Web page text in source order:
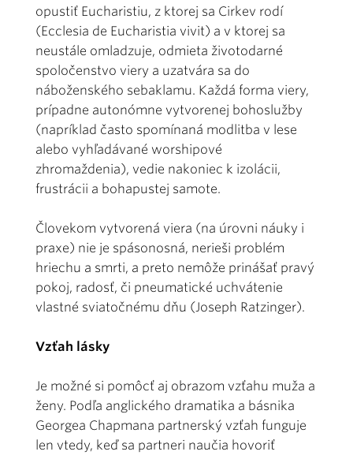
opustiť Eucharistiu, z ktorej sa Cirkev rodí
(Ecclesia de Eucharistia vivit) a v ktorej sa
neustále omladzuje, odmieta životodarné
spoločenstvo viery a uzatvára sa do
náboženského sebaklamu. Každá forma viery,
prípadne autonómne vytvorenej bohoslužby
(napríklad často spomínaná modlitba v lese
alebo vyhľadávané worshipové
zhromaždenia), vedie nakoniec k izolácii,
frustrácii a bohapustej samote.
Človekom vytvorená viera (na úrovni náuky i
praxe) nie je spásonosná, nerieši problém
hriechu a smrti, a preto nemôže prinášať pravý
pokoj, radosť, či pneumatické uchvátenie
vlastné sviatočnému dňu (Joseph Ratzinger).
Vzťah lásky
Je možné si pomôcť aj obrazom vzťahu muža a
ženy. Podľa anglického dramatika a básnika
Georgea Chapmana partnerský vzťah funguje
len vtedy, keď sa partneri naučia hovoriť